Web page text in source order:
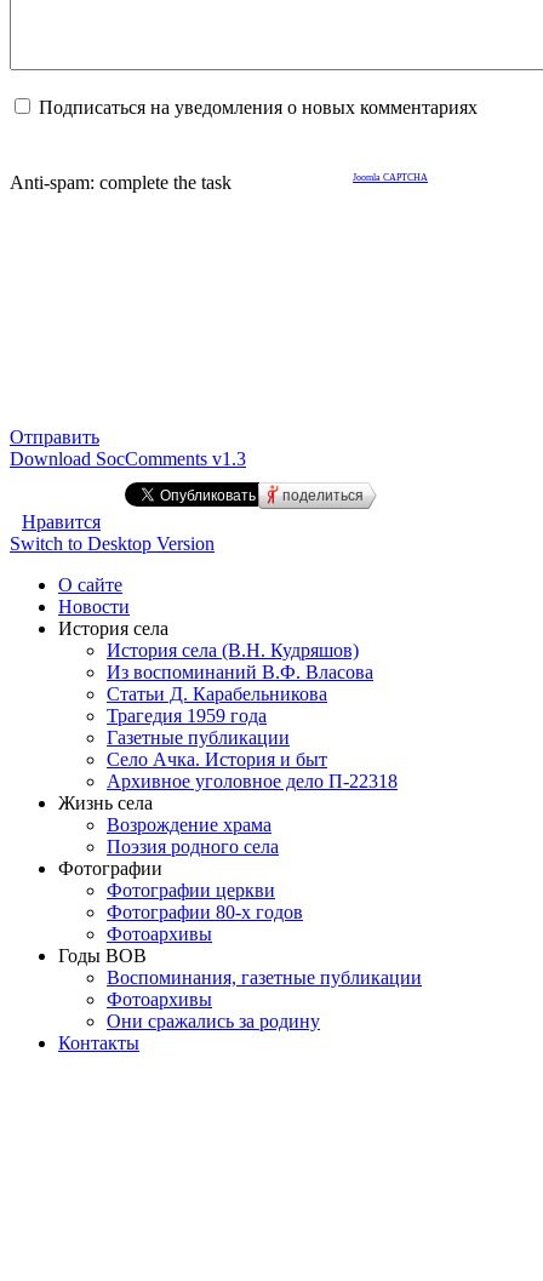
Подписаться на уведомления о новых комментариях
Anti-spam: complete the task Joomla CAPTCHA
Отправить
Download SocComments v1.3
поделиться
Нравится
Switch to Desktop Version
О сайте
Новости
История села
История села (В.Н. Кудряшов)
Из воспоминаний В.Ф. Власова
Статьи Д. Карабельникова
Трагедия 1959 года
Газетные публикации
Село Ачка. История и быт
Архивное уголовное дело П-22318
Жизнь села
Возрождение храма
Поэзия родного села
Фотографии
Фотографии церкви
Фотографии 80-х годов
Фотоархивы
Годы ВОВ
Воспоминания, газетные публикации
Фотоархивы
Они сражались за родину
Контакты